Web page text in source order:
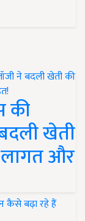
की
खेती
लागत और